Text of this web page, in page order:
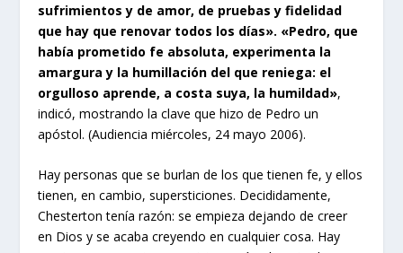
sufrimientos y de amor, de pruebas y fidelidad
que hay que renovar todos los días». «Pedro, que
había prometido fe absoluta, experimenta la
amargura y la humillación del que reniega: el
orgulloso aprende, a costa suya, la humildad»,
indicó, mostrando la clave que hizo de Pedro un
apóstol. (Audiencia miércoles, 24 mayo 2006).
Hay personas que se burlan de los que tienen fe, y ellos
tienen, en cambio, supersticiones. Decididamente,
Chesterton tenía razón: se empieza dejando de creer
en Dios y se acaba creyendo en cualquier cosa. Hay